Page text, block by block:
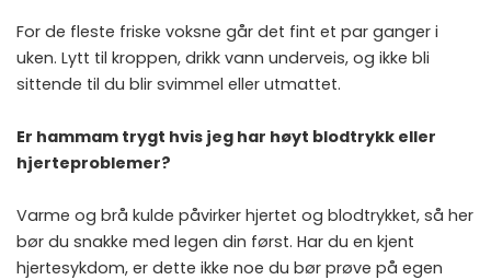
For de fleste friske voksne går det fint et par ganger i
uken. Lytt til kroppen, drikk vann underveis, og ikke bli
sittende til du blir svimmel eller utmattet.
Er hammam trygt hvis jeg har høyt blodtrykk eller
hjerteproblemer?
Varme og brå kulde påvirker hjertet og blodtrykket, så her
bør du snakke med legen din først. Har du en kjent
hjertesykdom, er dette ikke noe du bør prøve på egen